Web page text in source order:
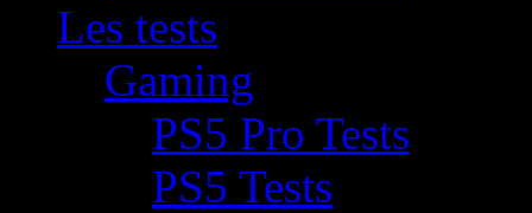
Les tests
Gaming
PS5 Pro Tests
PS5 Tests